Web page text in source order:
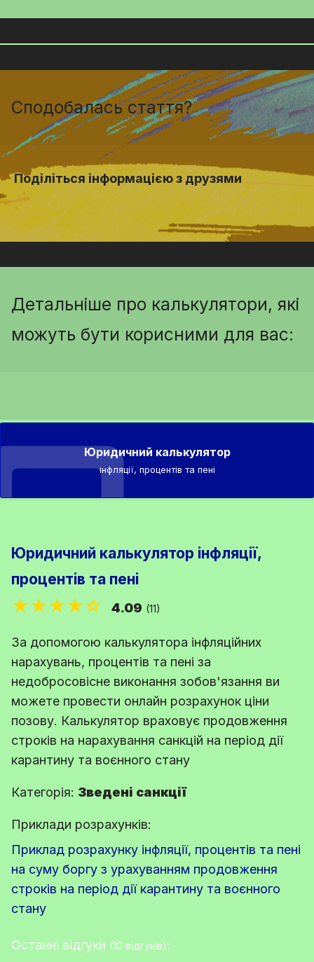
Сподобалась стаття?
Поділіться інформацією з друзями
Детальніше про калькулятори, які
можуть бути корисними для вас:
Юридичний калькулятор
інфляції, процентів та пені
Юридичний калькулятор інфляції,
процентів та пені
★★★★☆ 4.09 (11)
За допомогою калькулятора інфляційних
нарахувань, процентів та пені за
недобросовісне виконання зобов'язання ви
можете провести онлайн розрахунок ціни
позову. Калькулятор враховує продовження
строків на нарахування санкцій на період дії
карантину та воєнного стану
Категорія: Зведені санкції
Приклади розрахунків:
Приклад розрахунку інфляції, процентів та пені
на суму боргу з урахуванням продовження
строків на період дії карантину та воєнного
стану
Останні відгуки (10 відгуків):